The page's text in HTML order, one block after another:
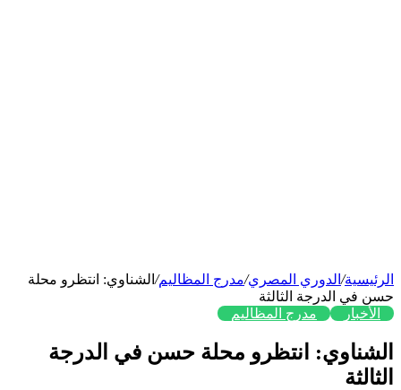
الرئيسية/ الدوري المصري/مدرج المظاليم/ الشناوي: انتظرو محلة
حسن في الدرجة الثالثة
الأخبار
مدرج المظاليم
الشناوي: انتظرو محلة حسن في الدرجة
الثالثة